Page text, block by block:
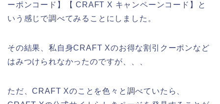
ーポンコード】【 CRAFT X キャンペーンコード】と
いう感じで調べてみることにしました。
その結果、私自身CRAFT Xのお得な割引クーポンなど
はみつけられなかったのですが、、、
ただ、CRAFT Xのことを色々と調べていたら、